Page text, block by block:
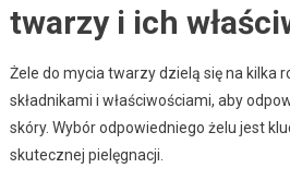
twarzy i ich
Żele do mycia twarzy dzielą się na kilka
składnikami i właściwościami, aby
skóry. Wybór odpowiedniego żelu jest
skutecznej pielęgnacji.